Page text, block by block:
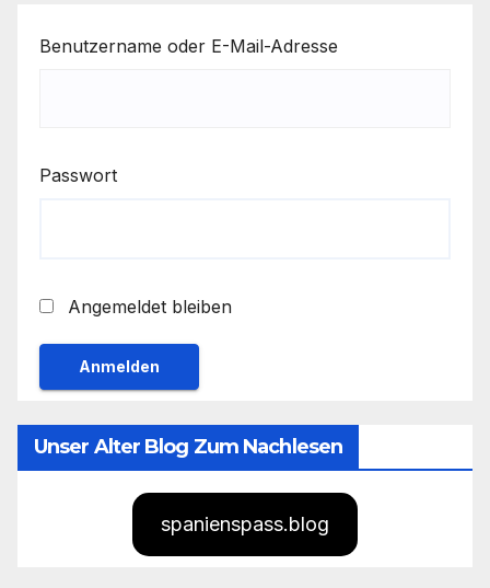
Benutzername oder E-Mail-Adresse
Passwort
Angemeldet bleiben
Unser Alter Blog Zum Nachlesen
spanienspass.blog